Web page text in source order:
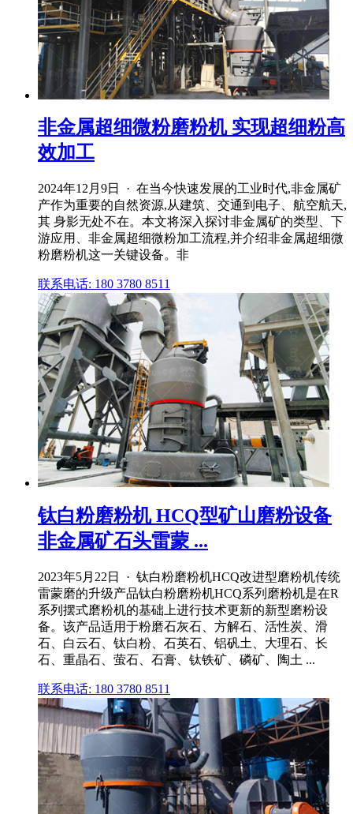
非金属超细微粉磨粉机 实现超细粉高
效加工
2024年12月9日 · 在当今快速发展的工业时代,非金属矿
产作为重要的自然资源,从建筑、交通到电子、航空航天,
其 身影无处不在。本文将深入探讨非金属矿的类型、下
游应用、非金属超细微粉加工流程,并介绍非金属超细微
粉磨粉机这一关键设备。非
联系电话: 180 3780 8511
钛白粉磨粉机 HCQ型矿山磨粉设备
非金属矿石头雷蒙 ...
2023年5月22日 · 钛白粉磨粉机HCQ改进型磨粉机传统
雷蒙磨的升级产品钛白粉磨粉机HCQ系列磨粉机是在R
系列摆式磨粉机的基础上进行技术更新的新型磨粉设
备。该产品适用于粉磨石灰石、方解石、活性炭、滑
石、白云石、钛白粉、石英石、铝矾土、大理石、长
石、重晶石、萤石、石膏、钛铁矿、磷矿、陶土 ...
联系电话: 180 3780 8511